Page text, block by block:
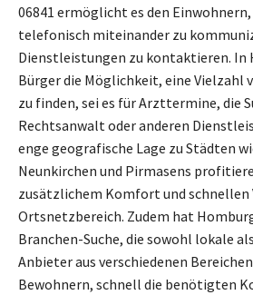
06841 ermöglicht es den
telefonisch miteinander zu
Dienstleistungen zu kontaktieren. In
Bürger die Möglichkeit, eine Vielzahl
zu finden, sei es für Arzttermine, die
Rechtsanwalt oder anderen
enge geografische Lage zu Städten
Neunkirchen und Pirmasens
zusätzlichem Komfort und schnellen
Ortsnetzbereich. Zudem hat
Branchen-Suche, die sowohl lokale
Anbieter aus verschiedenen
Bewohnern, schnell die benötigten